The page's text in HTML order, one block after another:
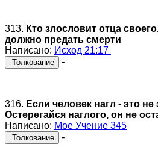
313. Кто злословит отца
должно предать смерти
Написано: Исход 21:17
Толкование -
316. Если человек нагл - это
Остерегайся наглого, он не
Написано: Мое Учение 345
Толкование -